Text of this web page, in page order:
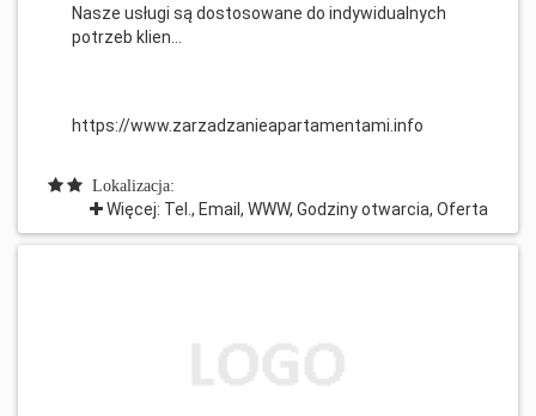
Nasze usługi są dostosowane do indywidualnych
potrzeb klien...
https://www.zarzadzanieapartamentami.info
Lokalizacja:
Więcej: Tel., Email, WWW, Godziny otwarcia, Oferta